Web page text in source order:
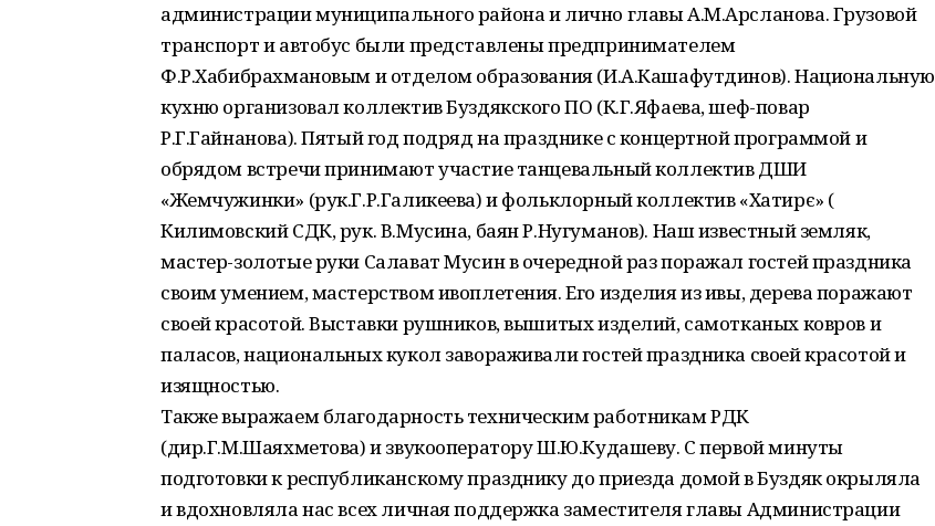
администрации муниципального района и лично главы А.М.Арсланова. Грузовой
транспорт и автобус были представлены предпринимателем
Ф.Р.Хабибрахмановым и отделом образования (И.А.Кашафутдинов). Национальную
кухню организовал коллектив Буздякского ПО (К.Г.Яфаева, шеф-повар
Р.Г.Гайнанова). Пятый год подряд на празднике с концертной программой и
обрядом встречи принимают участие танцевальный коллектив ДШИ
«Жемчужинки» (рук.Г.Р.Галикеева) и фольклорный коллектив «Хатирє» (
Килимовский СДК, рук. В.Мусина, баян Р.Нугуманов). Наш известный земляк,
мастер-золотые руки Салават Мусин в очередной раз поражал гостей праздника
своим умением, мастерством ивоплетения. Его изделия из ивы, дерева поражают
своей красотой. Выставки рушников, вышитых изделий, самотканых ковров и
паласов, национальных кукол завораживали гостей праздника своей красотой и
изящностью.
Также выражаем благодарность техническим работникам РДК
(дир.Г.М.Шаяхметова) и звукооператору Ш.Ю.Кудашеву. С первой минуты
подготовки к республиканскому празднику до приезда домой в Буздяк окрыляла
и вдохновляла нас всех личная поддержка заместителя главы Администрации